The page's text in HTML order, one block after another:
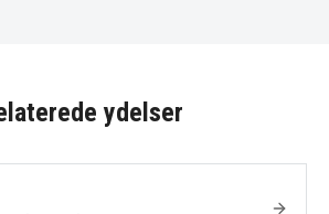
ydelser